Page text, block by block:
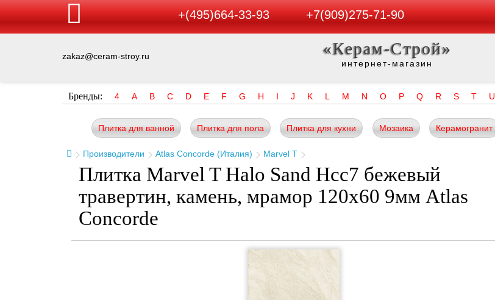
+(495)664-33-93 +7(909)275-71-90
zakaz@ceram-stroy.ru «Керам-Строй»
интернет-магазин
Бренды: 4 A B C D E F G H I J K L M N O P Q R S T U
Плитка для ванной Плитка для пола Плитка для кухни Мозаика Керамогранит
Производители Atlas Concorde (Италия) Marvel T
Плитка Marvel T Halo Sand Hcc7 бежевый
травертин, камень, мрамор 120x60 9мм Atlas
Concorde